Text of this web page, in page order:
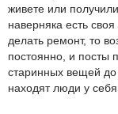
живете или
наверняка есть
делать ремонт, то
постоянно, и посты
старинных вещей до
находят люди у